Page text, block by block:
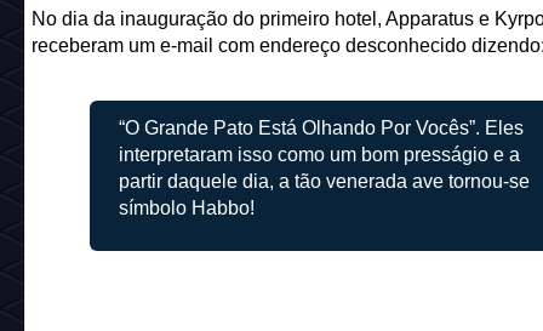
No dia da inauguração do primeiro hotel, Apparatus e
receberam um e-mail com endereço desconhecido
“O Grande Pato Está Olhando Por Vocês”. Eles
interpretaram isso como um bom presságio e a
partir daquele dia, a tão venerada ave tornou-se
símbolo Habbo!